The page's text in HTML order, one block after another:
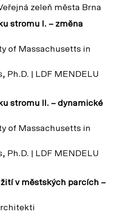
zeleň města Brna
stromu I. – změna
of Massachusetts in
Ph.D. | LDF MENDELU
stromu
II. – dynamické
of Massachusetts in
Ph.D. | LDF MENDELU
v městských parcích –